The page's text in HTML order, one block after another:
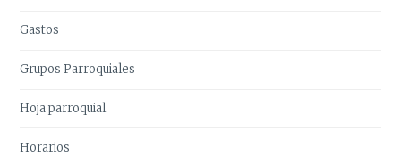
Gastos
Grupos Parroquiales
Hoja parroquial
Horarios